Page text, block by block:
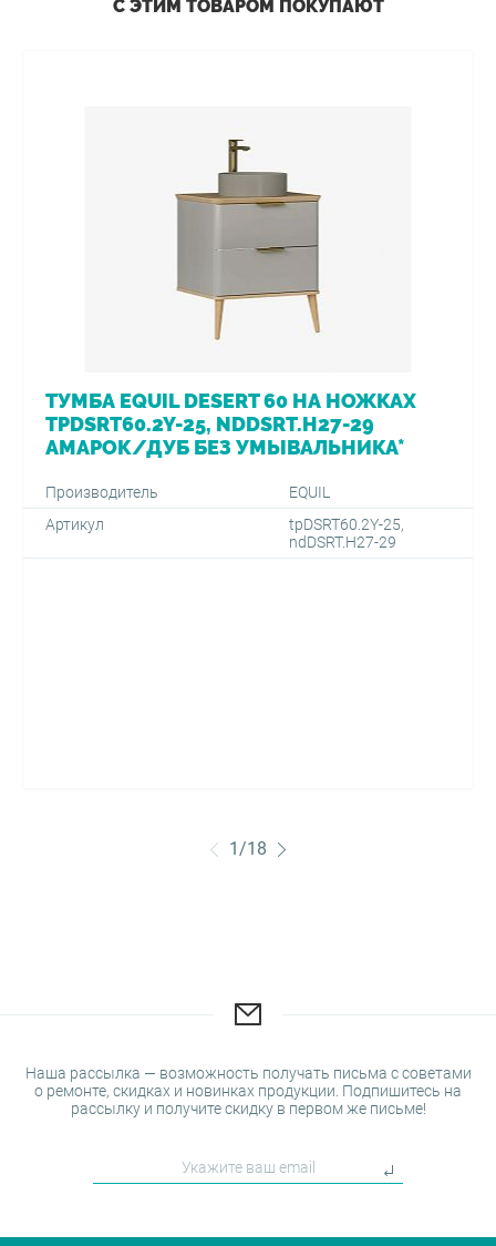
С ЭТИМ ТОВАРОМ ПОКУПАЮТ
ТУМБА EQUIL DESERT 60 НА НОЖКАХ
TPDSRT60.2Y-25, NDDSRT.H27-29
АМАРОК/ДУБ БЕЗ УМЫВАЛЬНИКА*
Производитель
EQUIL
Артикул
tpDSRT60.2Y-25,
ndDSRT.H27-29
1/18
Наша рассылка — возможность получать письма с советами
о ремонте, скидках и новинках продукции. Подпишитесь на
рассылку и получите скидку в первом же письме!